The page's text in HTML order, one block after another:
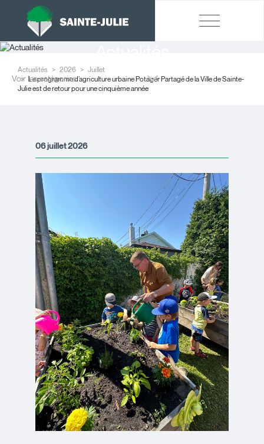
Actualités 2026
Juillet
Le programme d’agriculture urbaine Potager Partagé de la Ville de Sainte-
Julie est de retour pour une cinquième année
Voir les catégories
06 juillet 2026